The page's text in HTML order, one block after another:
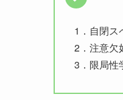
1．自閉ス
2．注意欠
3．限局性